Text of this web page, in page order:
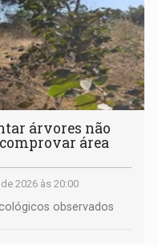
árvores não
área
2026 às 20:00
observados